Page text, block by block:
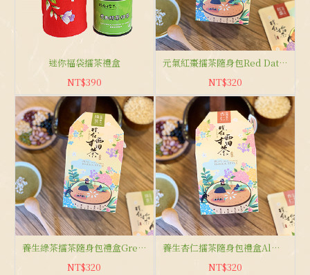
迷你福袋擂茶禮盒
NT$390
元氣紅棗擂茶隨身包Red Date Flavor
NT$320
養生綠茶擂茶隨身包禮盒Green Tea Flavor
NT$320
養生杏仁擂茶隨身包禮盒Almond Flavor
NT$320